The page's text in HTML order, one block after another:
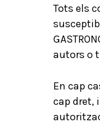
Tots els
autors o
En cap
cap dret,